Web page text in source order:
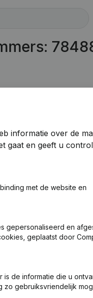
informatie over de
gaat en geeft u
met de website en
gepersonaliseerd en
geplaatst door
is de informatie die u
zo gebruiksvriendelijk